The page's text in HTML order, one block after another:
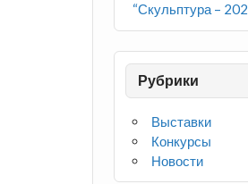
“Скульптура –
Рубрики
Выставки
Конкурсы
Новости